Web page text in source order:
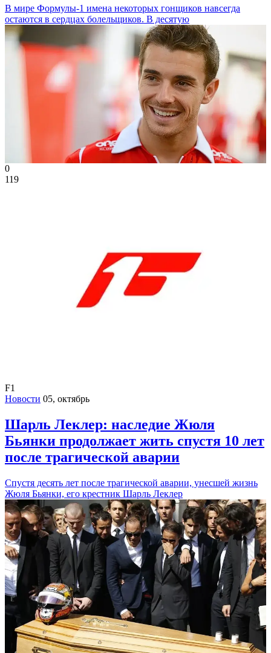
В мире Формулы-1 имена некоторых гонщиков навсегда
остаются в сердцах болельщиков. В десятую
0
119
F1
Новости 05, октябрь
Шарль Леклер: наследие Жюля
Бьянки продолжает жить спустя 10 лет
после трагической аварии
Спустя десять лет после трагической аварии, унесшей жизнь
Жюля Бьянки, его крестник Шарль Леклер